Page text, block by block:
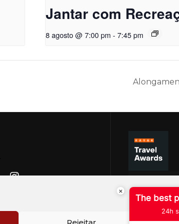
Rejeitar
Jantar com
8 agosto @ 7:00 pm - 7:45 pm
×
The best
24h